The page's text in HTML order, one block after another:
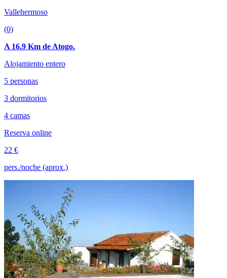
Vallehermoso
(0)
A 16.9 Km de Atogo.
Alojamiento entero
5 personas
3 dormitorios
4 camas
Reserva online
22 €
pers./noche (aprox.)